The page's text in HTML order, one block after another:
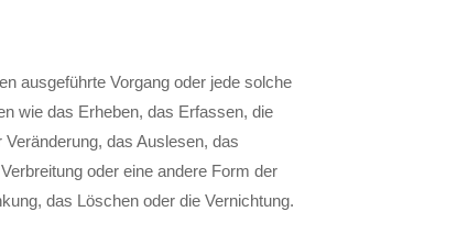
ausgeführte Vorgang oder jede solche
wie das Erheben, das Erfassen, die
das Auslesen, das
oder eine andere Form der
das Löschen oder die Vernichtung.